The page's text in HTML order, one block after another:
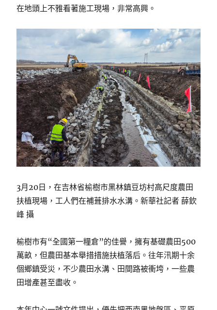
在地頭上不雅看著施工現場，非常高興。
3月20日，在吉林省榆樹市黑林鎮豆坊村高尺度農田
扶植現場，工人們在補葺排水水溝。新華社記者 薛欽
峰 攝
榆樹市有“全國第一糧倉”的佳譽，擁有基礎農田500
萬畝，但農田基本舉措措施扶植落后。往年汛期十余
個鄉鎮受災，不少農田水溝、田間路被衝垮，一些農
田增產甚至盡收。